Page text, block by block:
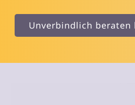
Unverbindlich beraten